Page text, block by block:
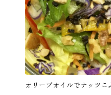
オリーブオイルでナッツこ